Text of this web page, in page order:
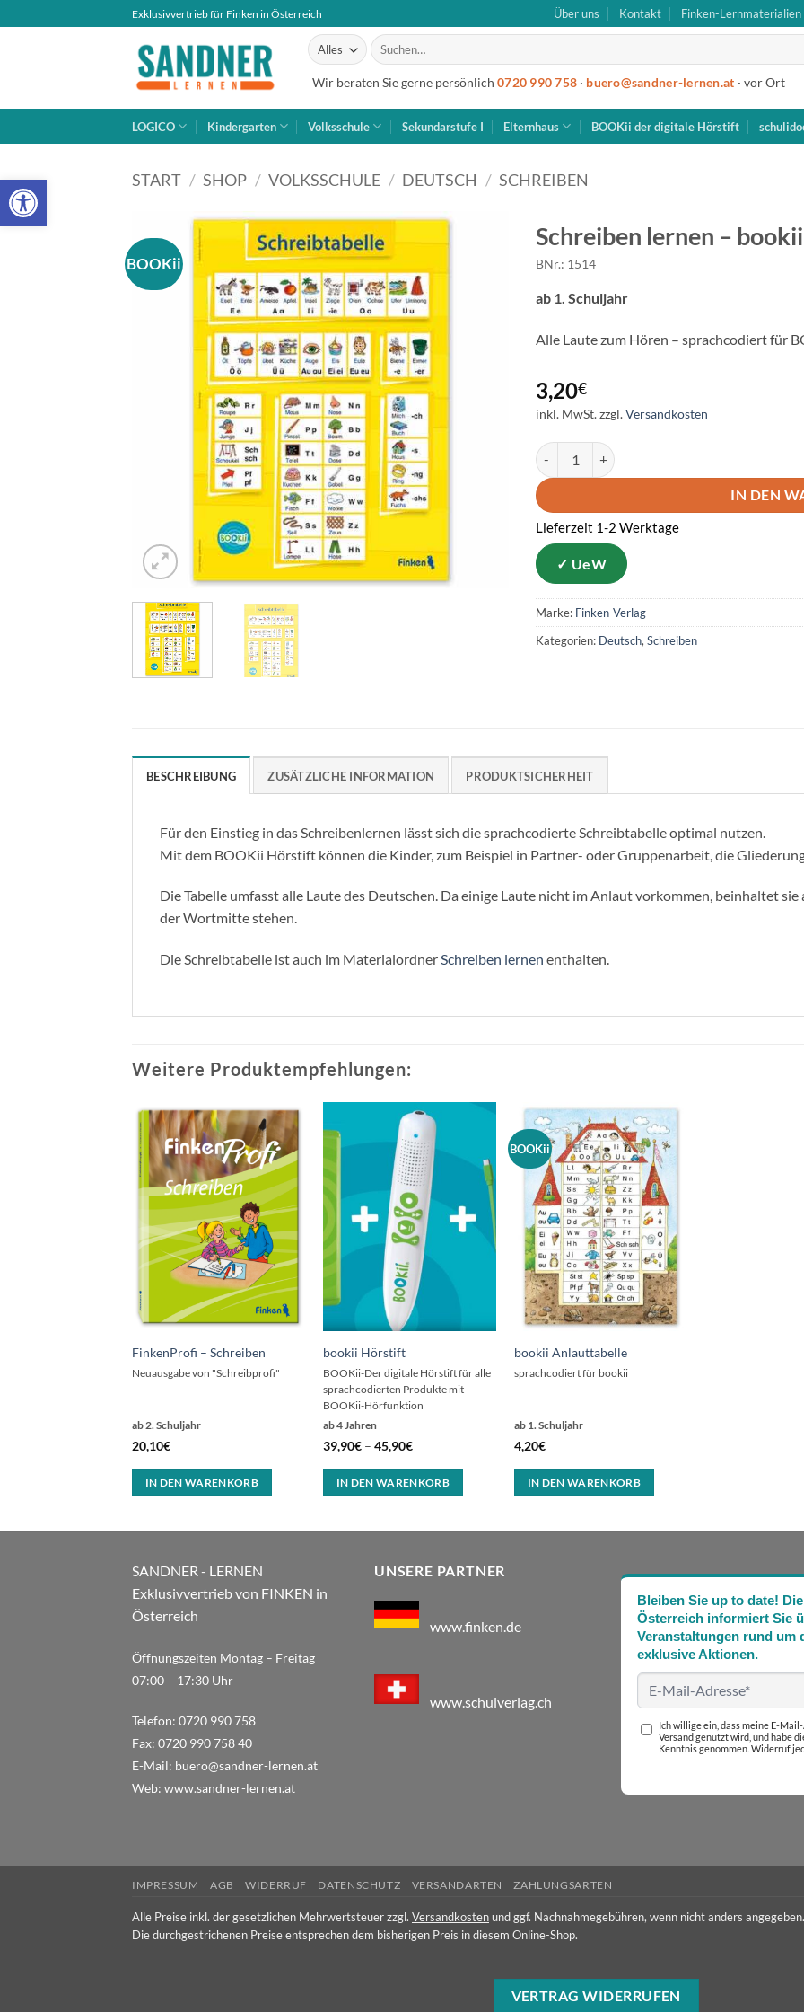
Open toolbar
Inhalt
Exklusivvertrieb für Finken in Österreich Über uns Kontakt Finken-Lernmaterialien
Suche
nach:
Wir beraten Sie gerne persönlich 0720 990 758 · buero@sandner-lernen.at · vor Ort
LOGICO Kindergarten Volksschule Sekundarstufe I Elternhaus BOOKii der digitale Hörstift
START / SHOP / VOLKSSCHULE / DEUTSCH / SCHREIBEN
BOOKii
Schreiben lernen –
BNr.: 1514
3,20€
inkl. MwSt.zzgl.Versandkosten
ab 1. Schuljahr
Alle Laute zum Hören – sprachcodiert für
Schreiben lernen – bookii Schreibtabelle Menge
IN DEN
Lieferzeit 1-2 Werktage
Kategorien: Deutsch, Schreiben
Marke: Finken-Verlag
BESCHREIBUNG ZUSÄTZLICHE INFORMATION PRODUKTSICHERHEIT
Für den Einstieg in das Schreibenlernen lässt sich die sprachcodierte Schreibtabelle optimal nutzen.
Mit dem BOOKii Hörstift können die Kinder, zum Beispiel in Partner- oder Gruppenarbeit, die
Die Tabelle umfasst alle Laute des Deutschen. Da einige Laute nicht im Anlaut vorkommen, beinhaltet
der Wortmitte stehen.
Die Schreibtabelle ist auch im MaterialordnerSchreiben lernen enthalten.
Weitere Produktempfehlungen:
FinkenProfi – Schreiben
ab 2. Schuljahr
20,10€
Neuausgabe von "Schreibprofi"
IN DEN WARENKORB
bookii Hörstift
ab 4 Jahren
39,90€– 45,90€
BOOKii-Der digitale Hörstift für alle
sprachcodierten Produkte mit
BOOKii-Hörfunktion
IN DEN WARENKORB
BOOKii
bookii Anlauttabelle
ab 1. Schuljahr
4,20€
sprachcodiert für bookii
IN DEN WARENKORB
SANDNER - LERNEN
Exklusivvertrieb von FINKEN in
Österreich
Öffnungszeiten Montag – Freitag
07:00 – 17:30 Uhr
Telefon: 0720 990 758
Fax: 0720 990 758 40
E-Mail: buero@sandner-lernen.at
Web: www.sandner-lernen.at
UNSERE PARTNER
www.finken.de
www.schulverlag.ch
Bleiben Sie up to date!
Österreich informiert Sie
Veranstaltungen rund um
exklusive Aktionen.
Ich willige ein, dass meine E-
Versand genutzt wird, und habe
Kenntnis genommen. Widerruf
IMPRESSUM AGB WIDERRUF DATENSCHUTZ VERSANDARTEN ZAHLUNGSARTEN
Alle Preise inkl. der gesetzlichen Mehrwertsteuer zzgl. Versandkostenund ggf. Nachnahmegebühren, wenn nicht anders angegeben.
Die durchgestrichenen Preise entsprechen dem bisherigen Preis in diesem Online-Shop.
VERTRAG WIDERRUFEN